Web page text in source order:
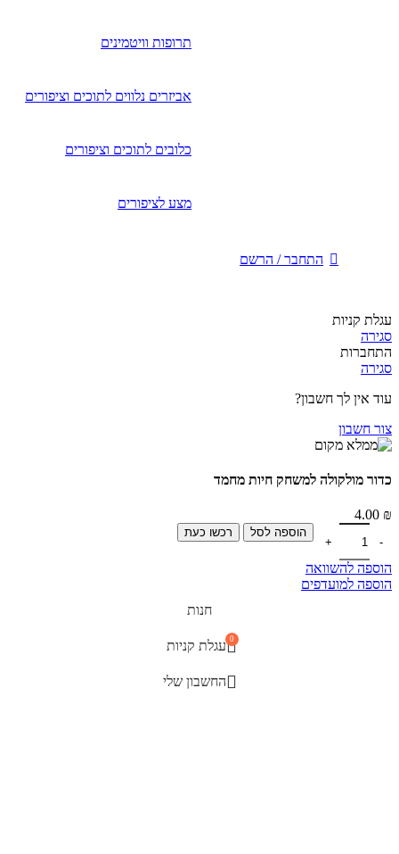
תרופות וויטמינים
אביזרים נלווים לתוכים וציפורים
כלובים לתוכים וציפורים
מצע לציפורים
התחבר / הרשם
עגלת קניות
סגירה
התחברות
סגירה
עוד אין לך חשבון?
צור חשבון
כדור מולקולה למשחק חיות מחמד
4.00 ₪
הוספה לסל רכשו כעת
הוספה להשוואה
הוספה למועדפים
חנות
0 עגלת קניות
החשבון שלי